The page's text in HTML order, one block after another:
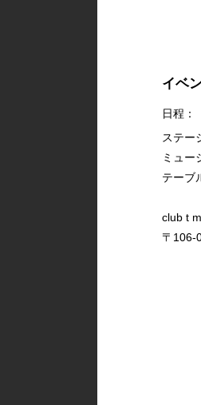
イベ
日程：
ステー
ミュー
テーブ
club t
〒106-